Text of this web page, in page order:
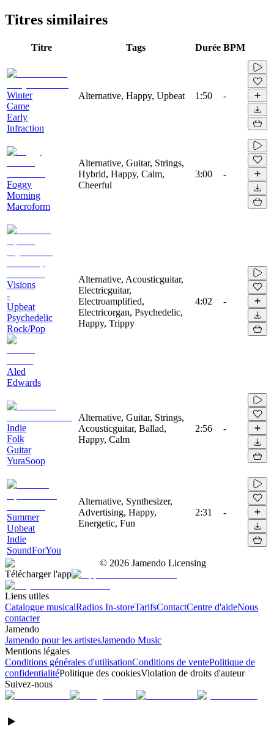
Titres similaires
Titre Tags Durée BPM
Winter
Came
Early
Infraction
Alternative, Happy, Upbeat 1:50 -
Foggy
Morning
Macroform
Alternative, Guitar, Strings,
Hybrid, Happy, Calm,
Cheerful
3:00 -
Visions
-
Upbeat
Psychedelic
Rock/Pop
Aled
Edwards
Alternative, Acousticguitar,
Electricguitar,
Electroamplified,
Electricorgan, Psychedelic,
Happy, Trippy
4:02 -
Indie
Folk
Guitar
YuraSoop
Alternative, Guitar, Strings,
Acousticguitar, Ballad,
Happy, Calm
2:56 -
Summer
Upbeat
Indie
SoundForYou
Alternative, Synthesizer,
Advertising, Happy,
Energetic, Fun
2:31 -
© 2026 Jamendo Licensing
Télécharger l'app
Liens utiles
Catalogue musicalRadios In-storeTarifsContactCentre d'aideNous
contacter
Jamendo
Jamendo pour les artistesJamendo Music
Mentions légales
Conditions générales d'utilisationConditions de ventePolitique de
confidentialitéPolitique des cookiesViolation de droits d'auteur
Suivez-nous